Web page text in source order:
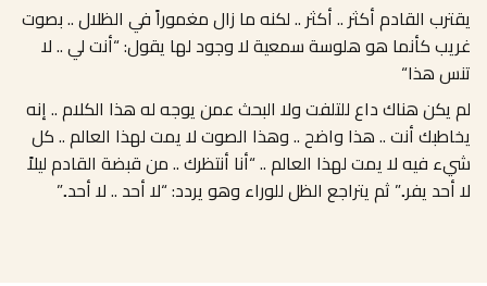
يقترب القادم أكثر ..أكثر ..لكنه ما زال مغموراً في الظلال..بصوت
غريب كأنما هو هلوسة سمعية لا وجود لها يقول: “أنت لي..لا
تنس هذا“
لم يكن هناك داع للتلفت ولا البحث عمن يوجه له هذا الكلام..إنه
يخاطبك أنت..هذا واضح..وهذا الصوت لا يمت لهذا العالم..كل
شيء فيه لا يمت لهذا العالم.. “أنا أنتظرك..من قبضة القادم ليلاً
لا أحد يفر..” ثم يتراجع الظل للوراء وهو يردد: “لا أحد ..لا أحد..”